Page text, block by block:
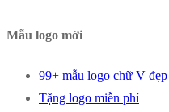
Mẫu logo mới
99+ mẫu logo chữ V đẹp
Tặng logo miễn phí